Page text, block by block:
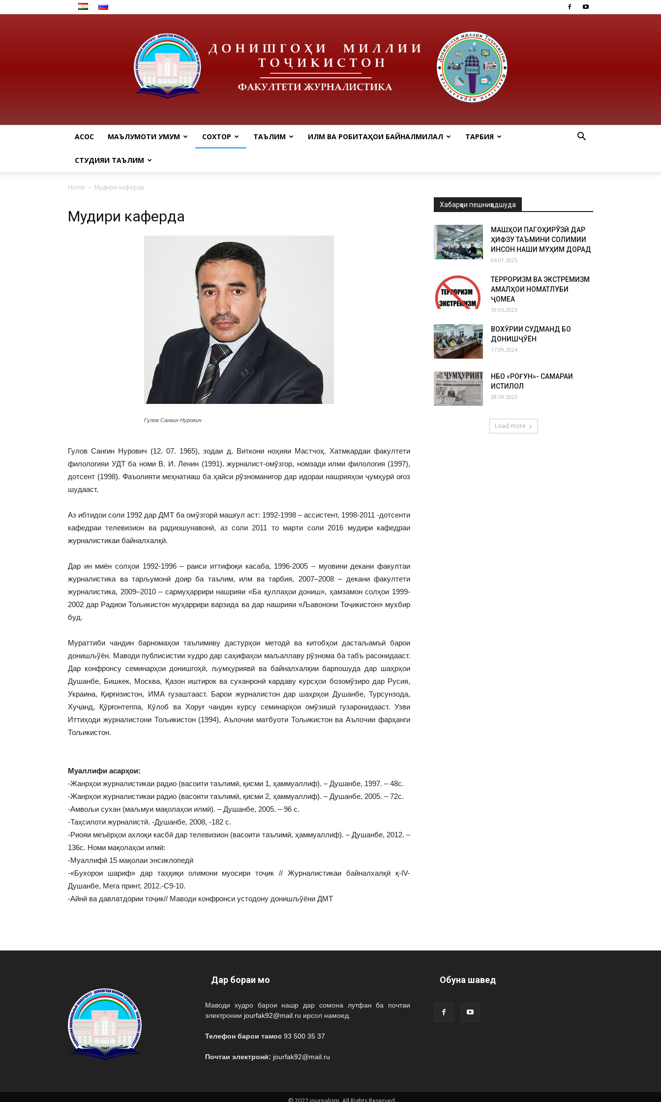
АСОСӢ МАЪЛУМОТИ УМУМӢ СОХТОР ТАЪЛИМ ИЛМ ВА РОБИТАҲОИ БАЙНАЛМИЛАЛӢ ТАРБИЯ
СТУДИЯИ ТАЪЛИМӢ
Home Мудири каферда
Мудири каферда
Гулов Сангин Нурович
Гулов Сангин Нурович (12. 07. 1965), зодаи д. Виткони ноҳияи Мастчоҳ. Хатмкардаи факултети
филологияи УДТ ба номи В. И. Ленин (1991). журналист-омўзгор, номзади илми филология (1997),
дотсент (1998). Фаъолияти меҳнатиаш ба ҳайси рўзноманигор дар идораи нашрияҳои ҷумҳурӣ оғоз
шудааст.
Аз ибтидои соли 1992 дар ДМТ ба омўзгорӣ машғул аст: 1992-1998 – ассистент, 1998-2011 -дотсенти
кафедраи телевизион ва радиошунавонӣ, аз соли 2011 то марти соли 2016 мудири кафедраи
журналистикаи байналхалқӣ.
Дар ин миён солҳои 1992-1996 – раиси иттифоқи касаба, 1996-2005 – муовини декани факултаи
журналистика ва тарљумонӣ доир ба таълим, илм ва тарбия, 2007–2008 – декани факултети
журналистика, 2009–2010 – сармуҳаррири нашрияи «Ба қуллаҳои дониш», ҳамзамон солҳои 1999-
2002 дар Радиои Тољикистон муҳаррири варзида ва дар нашрияи «Љавонони Тоҷикистон» мухбир
буд.
Мураттиби чандин барномаҳои таълимиву дастурҳои методӣ ва китобҳои дастаљамъӣ барои
донишљўён. Маводи публисистии худро дар саҳифаҳои маљаллаву рўзнома ба табъ расонидааст.
Дар конфронсу семинарҳои донишгоҳӣ, љумҳуриявӣ ва байналхалқии барпошуда дар шаҳрҳои
Душанбе, Бишкек, Москва, Қазон иштирок ва суханронӣ кардаву курсҳои бозомўзиро дар Русия,
Украина, Қирғизистон, ИМА гузаштааст. Барои журналистон дар шаҳрҳои Душанбе, Турсунзода,
Хуҷанд, Қӯрғонтеппа, Кӯлоб ва Хоруғ чандин курсу семинарҳои омўзишӣ гузаронидааст. Узви
Иттиҳоди журналистони Тољикистон (1994), Аълочии матбуоти Тољикистон ва Аълочии фарҳанги
Тољикистон.
Муаллифи асарҳои:
-Жанрҳои журналистикаи радио (васоити таълимӣ, қисми 1, ҳаммуаллиф). – Душанбе, 1997. – 48с.
-Жанрҳои журналистикаи радио (васоити таълимӣ, қисми 2, ҳаммуаллиф). – Душанбе, 2005. – 72с.
-Амвољи сухан (маљмуи мақолаҳои илмӣ). – Душанбе, 2005. – 96 с.
-Таҳсилоти журналистӣ. -Душанбе, 2008, -182 с.
-Риояи меъёрҳои ахлоқи касбӣ дар телевизион (васоити таълимӣ, ҳаммуаллиф). – Душанбе, 2012. –
136с. Номи мақолаҳои илмӣ:
-Муаллифӣ 15 мақолаи энсиклопедӣ
-«Бухорои шариф» дар таҳқиқи олимони муосири тоҷик // Журналистикаи байналхалқӣ қ-IV-
Душанбе, Мега принт, 2012.-С9-10.
-Айнӣ ва давлатдории тоҷик// Маводи конфронси устодону донишљўёни ДМТ
Хабарҳои пешниҳодшуда
МАШҚҲОИ ПАГОҲИРЎЗӢ ДАР
ҲИФЗУ ТАЪМИНИ СОЛИМИИ
ИНСОН НАҚШИ МУҲИМ ДОРАД
04.01.2025
ТЕРРОРИЗМ ВА ЭКСТРЕМИЗМ
АМАЛҲОИ НОМАТЛУБИ
ҶОМЕА
10.05.2023
ВОХӮРИИ СУДМАНД БО
ДОНИШҶӮЁН
17.09.2024
НБО «РОҒУН»- САМАРАИ
ИСТИҚЛОЛ
28.09.2023
Load more
Дар бораи мо
Маводи худро барои нашр дар сомона лутфан ба почтаи
электронии jourfak92@mail.ru ирсол намоед.
Телефон барои тамос 93 500 35 37
Почтаи электронӣ: jourfak92@mail.ru
Обуна шавед